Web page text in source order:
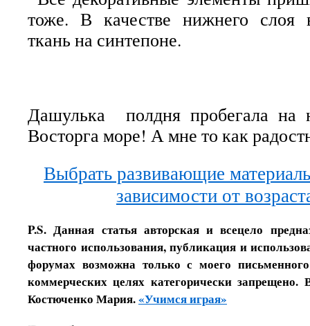
тоже. В качестве нижнего слоя
ткань на синтепоне.
Дашулька полдня пробегала на
Восторга море! А мне то как
Выбрать развивающие
зависимости от
P.S. Данная статья авторская и всецело
частного использования, публикация и
форумах возможна только с моего
коммерческих целях категорически
Костюченко Мария.«Учимся играя»